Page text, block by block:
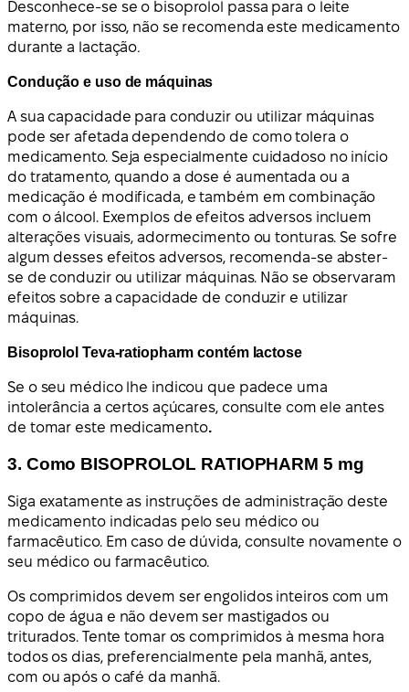
Desconhece-se se o bisoprolol passa para o leite
materno, por isso, não se recomenda este medicamento
durante a lactação.
Condução e uso de máquinas
A sua capacidade para conduzir ou utilizar máquinas
pode ser afetada dependendo de como tolera o
medicamento. Seja especialmente cuidadoso no início
do tratamento, quando a dose é aumentada ou a
medicação é modificada, e também em combinação
com o álcool. Exemplos de efeitos adversos incluem
alterações visuais, adormecimento ou tonturas. Se sofre
algum desses efeitos adversos, recomenda-se abster-
se de conduzir ou utilizar máquinas. Não se observaram
efeitos sobre a capacidade de conduzir e utilizar
máquinas.
Bisoprolol Teva-ratiopharm contém lactose
Se o seu médico lhe indicou que padece uma
intolerância a certos açúcares, consulte com ele antes
de tomar este medicamento.
3. Como BISOPROLOL RATIOPHARM 5 mg
Siga exatamente as instruções de administração deste
medicamento indicadas pelo seu médico ou
farmacêutico. Em caso de dúvida, consulte novamente o
seu médico ou farmacêutico.
Os comprimidos devem ser engolidos inteiros com um
copo de água e não devem ser mastigados ou
triturados. Tente tomar os comprimidos à mesma hora
todos os dias, preferencialmente pela manhã, antes,
com ou após o café da manhã.